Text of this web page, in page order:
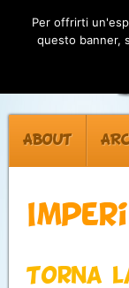
ABOUT
Torna
Per offrirti
questo banner,